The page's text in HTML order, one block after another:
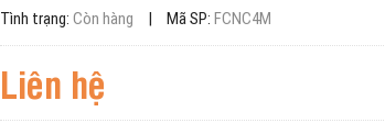
Tình trạng: Còn hàng | Mã SP: FCNC4M
Liên hệ